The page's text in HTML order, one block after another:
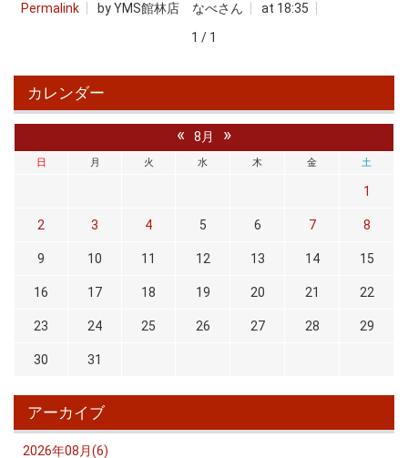
Permalink by YMS館林店 なべさん
at 18:35
1 / 1
カレンダー
« 8月 »
日 月 火 水 木 金 土
1
2 3 4 5 6 7 8
9 10 11 12 13 14 15
16 17 18 19 20 21 22
23 24 25 26 27 28 29
30 31
アーカイブ
2026年08月(6)